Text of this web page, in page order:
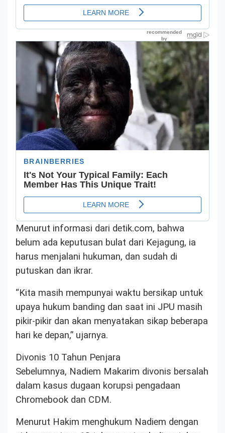
Menurut informasi dari detik.com, bahwa
belum ada keputusan bulat dari Kejagung, ia
harus menjalani hukuman, dan sudah di
putuskan dan ikrar.
“Kita masih mempunyai waktu bersikap untuk
upaya hukum banding dan saat ini JPU masih
pikir-pikir dan akan menyatakan sikap beberapa
hari ke depan,” ujarnya.
Divonis 10 Tahun Penjara
Sebelumnya, Nadiem Makarim divonis bersalah
dalam kasus dugaan korupsi pengadaan
Chromebook dan CDM.
Menurut Hakim menghukum Nadiem dengan